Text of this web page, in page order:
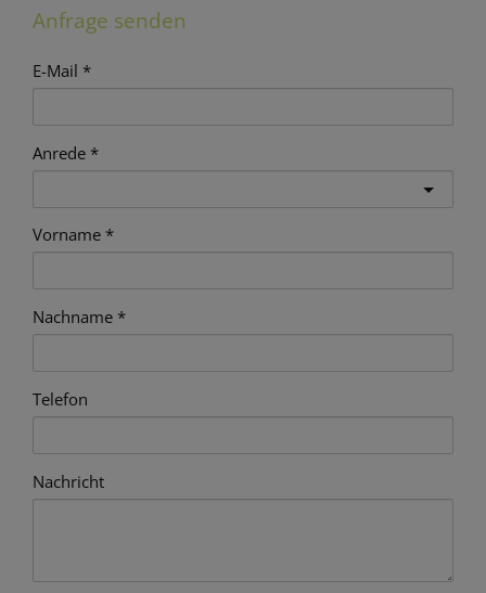
Anfrage senden
E-Mail
Anrede
Vorname
Nachname
Telefon
Nachricht